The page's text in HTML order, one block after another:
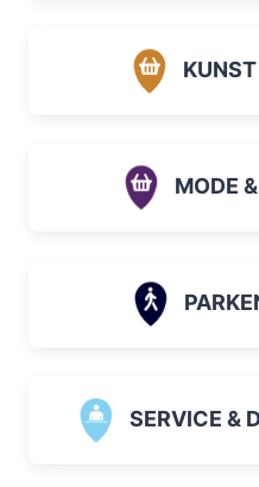
MODE
SERVICE &